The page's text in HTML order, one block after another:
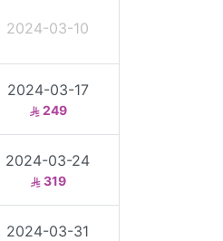
2024-03-10
2024-03-17
249
2024-03-24
319
2024-03-31